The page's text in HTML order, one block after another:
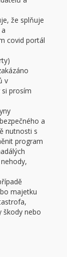
že splňuje
covid portál
v
si prosím
a
nutnosti s
program
majetku
škody nebo